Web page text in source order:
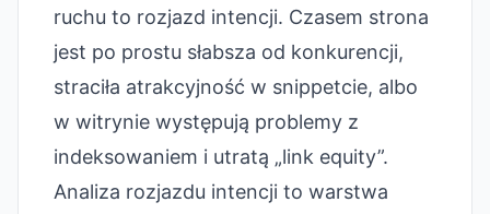
ruchu to rozjazd intencji. Czasem strona
jest po prostu słabsza od konkurencji,
straciła atrakcyjność w snippetcie, albo
w witrynie występują problemy z
indeksowaniem i utratą „link equity”.
Analiza rozjazdu intencji to warstwa